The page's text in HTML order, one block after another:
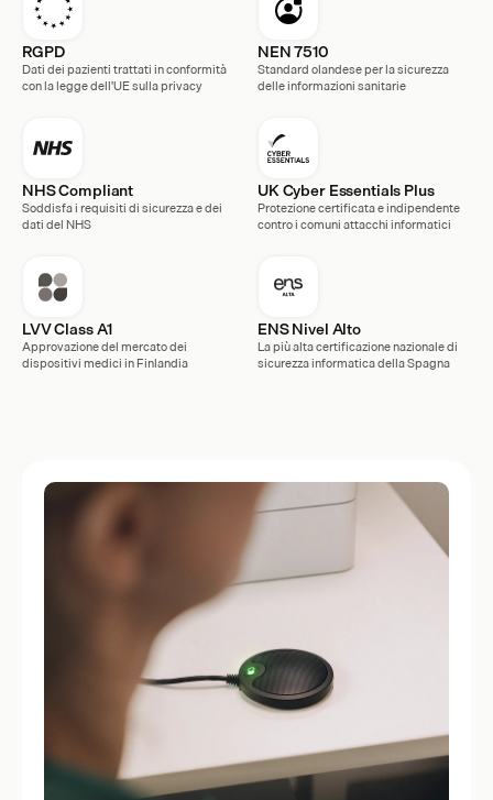
RGPD
Dati dei pazienti trattati in conformità
con la legge dell'UE sulla privacy
NEN 7510
Standard olandese per la sicurezza
delle informazioni sanitarie
NHS Compliant
Soddisfa i requisiti di sicurezza e dei
dati del NHS
UK Cyber Essentials Plus
Protezione certificata e indipendente
contro i comuni attacchi informatici
LVV Class A1
Approvazione del mercato dei
dispositivi medici in Finlandia
ENS Nivel Alto
La più alta certificazione nazionale di
sicurezza informatica della Spagna